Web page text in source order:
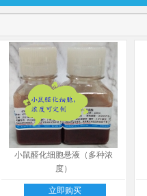
小鼠醛化细胞悬液（多种浓
度）
立即购买